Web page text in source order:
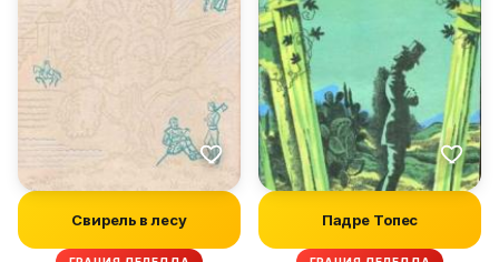
Свирель в лесу Падре Топес